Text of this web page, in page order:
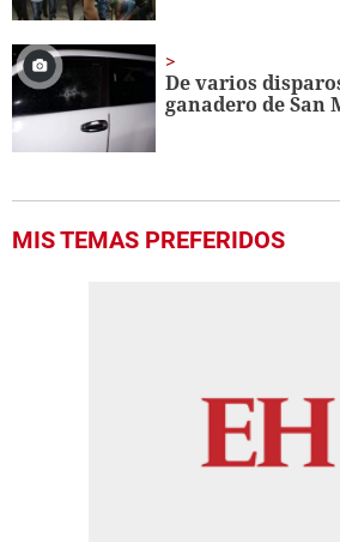
De varios
ganadero de San
MIS TEMAS PREFERIDOS